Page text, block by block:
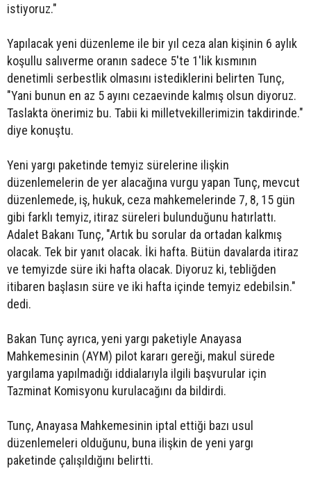
istiyoruz."
Yapılacak yeni düzenleme ile bir yıl ceza alan kişinin 6 aylık
koşullu salıverme oranın sadece 5'te 1'lik kısmının
denetimli serbestlik olmasını istediklerini belirten Tunç,
"Yani bunun en az 5 ayını cezaevinde kalmış olsun diyoruz.
Taslakta önerimiz bu. Tabii ki milletvekillerimizin takdirinde."
diye konuştu.
Yeni yargı paketinde temyiz sürelerine ilişkin
düzenlemelerin de yer alacağına vurgu yapan Tunç, mevcut
düzenlemede, iş, hukuk, ceza mahkemelerinde 7, 8, 15 gün
gibi farklı temyiz, itiraz süreleri bulunduğunu hatırlattı.
Adalet Bakanı Tunç, "Artık bu sorular da ortadan kalkmış
olacak. Tek bir yanıt olacak. İki hafta. Bütün davalarda itiraz
ve temyizde süre iki hafta olacak. Diyoruz ki, tebliğden
itibaren başlasın süre ve iki hafta içinde temyiz edebilsin."
dedi.
Bakan Tunç ayrıca, yeni yargı paketiyle Anayasa
Mahkemesinin (AYM) pilot kararı gereği, makul sürede
yargılama yapılmadığı iddialarıyla ilgili başvurular için
Tazminat Komisyonu kurulacağını da bildirdi.
Tunç, Anayasa Mahkemesinin iptal ettiği bazı usul
düzenlemeleri olduğunu, buna ilişkin de yeni yargı
paketinde çalışıldığını belirtti.